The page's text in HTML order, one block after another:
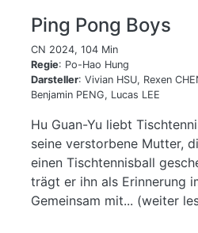
Ping Pong Boys
CN 2024, 104 Min
Regie: Po-Hao Hung
Darsteller: Vivian HSU, Rexen
Benjamin PENG, Lucas LEE
Hu Guan-Yu liebt
seine verstorbene Mutter,
einen Tischtennisball
trägt er ihn als Erinnerung
Gemeinsam mit... (weiter